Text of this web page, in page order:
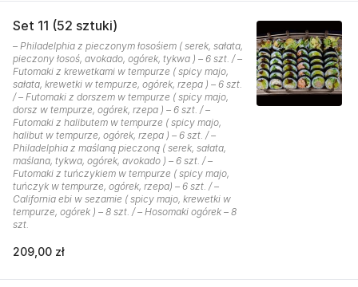
Set 11 (52 sztuki)
– Philadelphia z pieczonym łosośiem ( serek, sałata,
pieczony łosoś, avokado, ogórek, tykwa ) – 6 szt. / –
Futomaki z krewetkami w tempurze ( spicy majo,
sałata, krewetki w tempurze, ogórek, rzepa ) – 6 szt.
/ – Futomaki z dorszem w tempurze ( spicy majo,
dorsz w tempurze, ogórek, rzepa ) – 6 szt. / –
Futomaki z halibutem w tempurze ( spicy majo,
halibut w tempurze, ogórek, rzepa ) – 6 szt. / –
Philadelphia z maślaną pieczoną ( serek, sałata,
maślana, tykwa, ogórek, avokado ) – 6 szt. / –
Futomaki z tuńczykiem w tempurze ( spicy majo,
tuńczyk w tempurze, ogórek, rzepa) – 6 szt. / –
California ebi w sezamie ( spicy majo, krewetki w
tempurze, ogórek ) – 8 szt. / – Hosomaki ogórek – 8
szt.
209,00 zł